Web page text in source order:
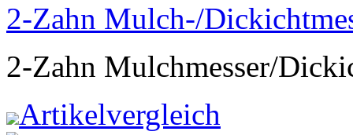
2-Zahn Mulch-/
2-Zahn Mulchmesser/
Artikelvergleich